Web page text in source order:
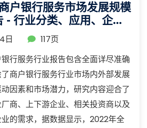
户银行服务市场发展规模
- 行业分类、应用、企业
日
117页
行服务行业报告包含全面详尽准确
商户银行服务行业市场内外部发展
因素和市场潜力，研究内容迎合了
商、上下游企业、相关投资商以及
的需求，据数据显示，2022年全